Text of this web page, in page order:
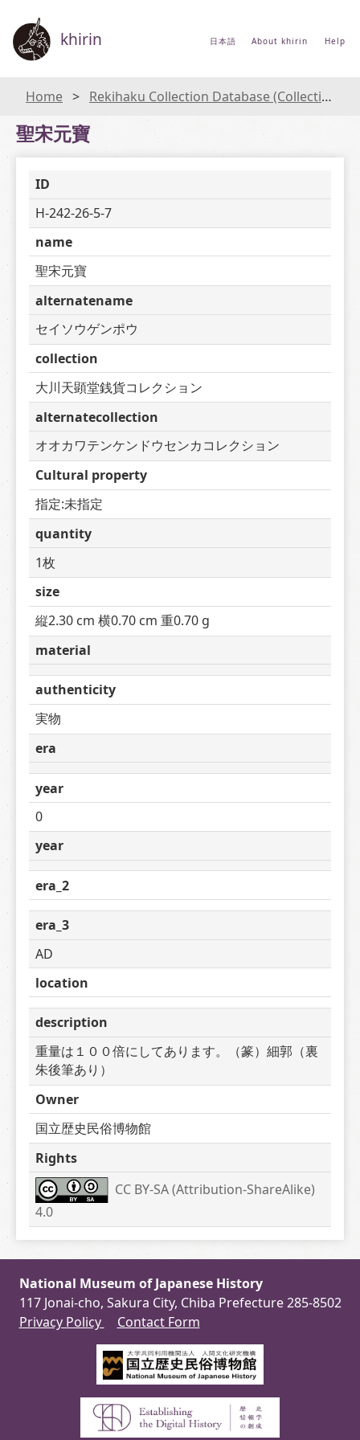
khirin 日本語 About khirin Help
Home Rekihaku Collection Database (Collections Database of the National Museum of Japanese History)
聖宋元寶
ID
H-242-26-5-7
name
聖宋元寶
alternatename
セイソウゲンポウ
collection
大川天顕堂銭貨コレクション
alternatecollection
オオカワテンケンドウセンカコレクション
Cultural property
指定:未指定
quantity
1枚
size
縦2.30 cm 横0.70 cm 重0.70 g
material
authenticity
実物
era
year
0
year
era_2
era_3
AD
location
description
重量は１００倍にしてあります。（篆）細郭（裏
朱後筆あり）
Owner
国立歴史民俗博物館
Rights
CC BY-SA (Attribution-ShareAlike)
4.0
National Museum of Japanese History
117 Jonai-cho, Sakura City, Chiba Prefecture 285-8502
Privacy Policy
Contact Form